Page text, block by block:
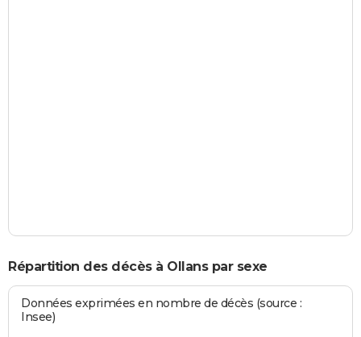
Répartition des décès à Ollans par sexe
Données exprimées en nombre de décès (source :
Insee)